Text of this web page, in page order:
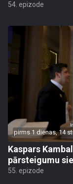
54. epizode
pirms 1 dienas, 14
Kaspars
pārsteigumu
55. epizode